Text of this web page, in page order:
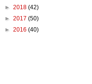
► 2018 (42)
► 2017 (50)
► 2016 (40)